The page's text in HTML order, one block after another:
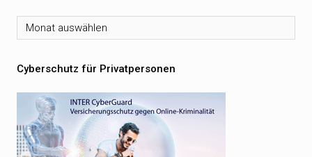
Archiv
Cyberschutz für Privatpersonen